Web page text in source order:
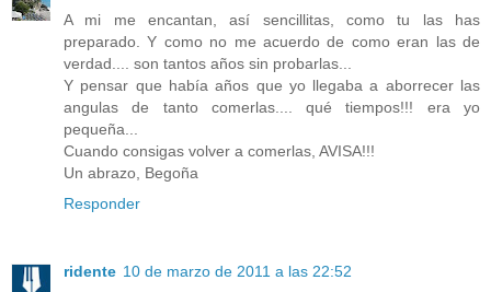
A mi me encantan, así sencillitas, como tu las has
preparado. Y como no me acuerdo de como eran las de
verdad.... son tantos años sin probarlas...
Y pensar que había años que yo llegaba a aborrecer las
angulas de tanto comerlas.... qué tiempos!!! era yo
pequeña...
Cuando consigas volver a comerlas, AVISA!!!
Un abrazo, Begoña
Responder
ridente 10 de marzo de 2011 a las 22:52